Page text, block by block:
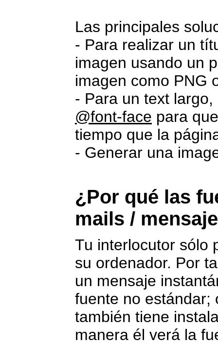
Las principales
- Para realizar un
imagen usando un
imagen como PNG
- Para un text
@font-face para
tiempo que la
- Generar una
¿Por qué las
mails /
Tu interlocutor sólo
su ordenador. Por
un mensaje
fuente no estándar;
también tiene
manera él verá la